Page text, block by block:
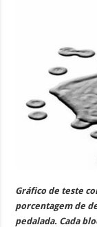
Gráfico de teste
porcentagem de
pedalada. Cada